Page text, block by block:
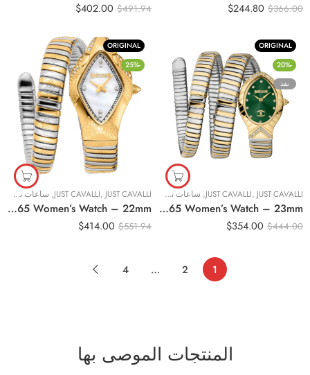
$366.00
$244.80
$491.94
$402.00
ORIGINAL
-20%
نفذ
JUST CAVALLI, JUST CAVALLI
, ساعات نسائية
Original Just Cavalli Classico Lungo JC1L248M0065 Women’s Watch – 23mm
$444.00
$354.00
ORIGINAL
-25%
JUST CAVALLI, JUST CAVALLI
, ساعات نسائية
Original Just Cavalli Ferocious Snake JC1L306M0065 Women’s Watch – 22mm
$551.94
$414.00
1
2
…
4
المنتجات الموصى بها